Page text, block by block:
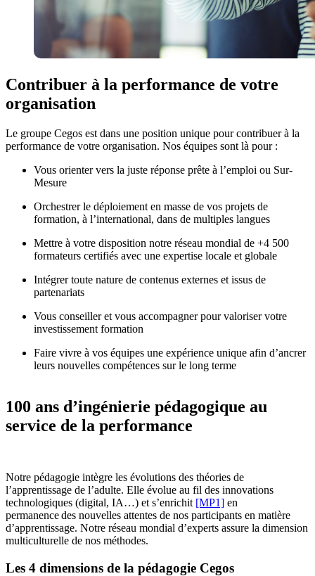
Contribuer à la performance de votre
organisation
Le groupe Cegos est dans une position unique pour contribuer à la
performance de votre organisation. Nos équipes sont là pour :
Vous orienter vers la juste réponse prête à l’emploi ou Sur-
Mesure
Orchestrer le déploiement en masse de vos projets de
formation, à l’international, dans de multiples langues
Mettre à votre disposition notre réseau mondial de +4 500
formateurs certifiés avec une expertise locale et globale
Intégrer toute nature de contenus externes et issus de
partenariats
Vous conseiller et vous accompagner pour valoriser votre
investissement formation
Faire vivre à vos équipes une expérience unique afin d’ancrer
leurs nouvelles compétences sur le long terme
100 ans d’ingénierie pédagogique au
service de la performance
Notre pédagogie intègre les évolutions des théories de
l’apprentissage de l’adulte. Elle évolue au fil des innovations
technologiques (digital, IA…) et s’enrichit [MP1] en
permanence des nouvelles attentes de nos participants en matière
d’apprentissage. Notre réseau mondial d’experts assure la dimension
multiculturelle de nos méthodes.
Les 4 dimensions de la pédagogie Cegos